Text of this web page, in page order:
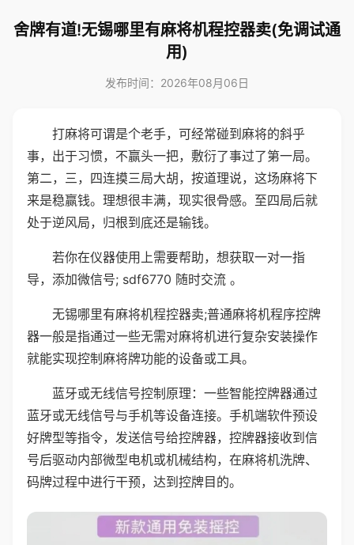
舍牌有道!无锡哪里有麻将机程控器卖(免调试通
用)
发布时间：2026年08月06日
打麻将可谓是个老手，可经常碰到麻将的斜乎
事，出于习惯，不赢头一把，敷衍了事过了第一局。
第二，三，四连摸三局大胡，按道理说，这场麻将下
来是稳赢钱。理想很丰满，现实很骨感。至四局后就
处于逆风局，归根到底还是输钱。
若你在仪器使用上需要帮助，想获取一对一指
导，添加微信号; sdf6770 随时交流 。
无锡哪里有麻将机程控器卖;普通麻将机程序控牌
器一般是指通过一些无需对麻将机进行复杂安装操作
就能实现控制麻将牌功能的设备或工具。
蓝牙或无线信号控制原理：一些智能控牌器通过
蓝牙或无线信号与手机等设备连接。手机端软件预设
好牌型等指令，发送信号给控牌器，控牌器接收到信
号后驱动内部微型电机或机械结构，在麻将机洗牌、
码牌过程中进行干预，达到控牌目的。